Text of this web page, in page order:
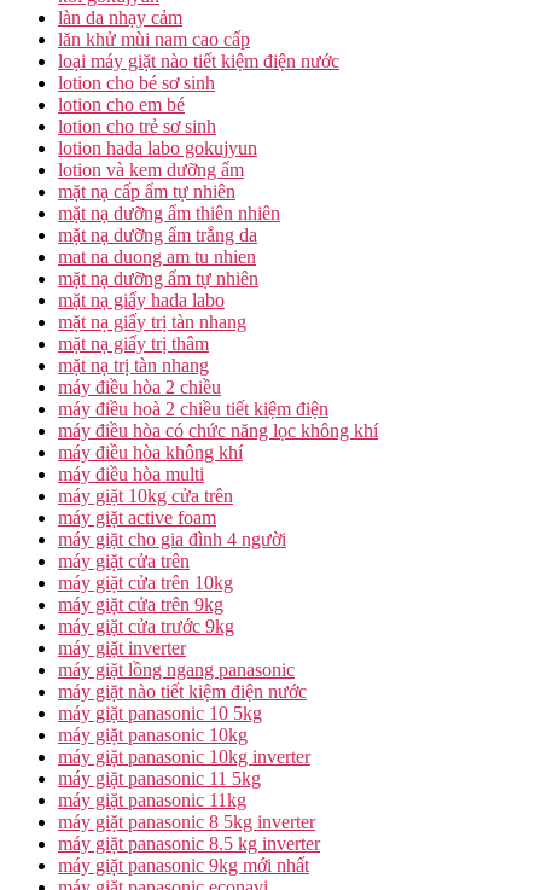
làn da nhạy cảm
lăn khử mùi nam cao cấp
loại máy giặt nào tiết kiệm điện nước
lotion cho bé sơ sinh
lotion cho em bé
lotion cho trẻ sơ sinh
lotion hada labo gokujyun
lotion và kem dưỡng ẩm
mặt nạ cấp ẩm tự nhiên
mặt nạ dưỡng ẩm thiên nhiên
mặt nạ dưỡng ẩm trắng da
mat na duong am tu nhien
mặt nạ dưỡng ẩm tự nhiên
mặt nạ giấy hada labo
mặt nạ giấy trị tàn nhang
mặt nạ giấy trị thâm
mặt nạ trị tàn nhang
máy điều hòa 2 chiều
máy điều hoà 2 chiều tiết kiệm điện
máy điều hòa có chức năng lọc không khí
máy điều hòa không khí
máy điều hòa multi
máy giặt 10kg cửa trên
máy giặt active foam
máy giặt cho gia đình 4 người
máy giặt cửa trên
máy giặt cửa trên 10kg
máy giặt cửa trên 9kg
máy giặt cửa trước 9kg
máy giặt inverter
máy giặt lồng ngang panasonic
máy giặt nào tiết kiệm điện nước
máy giặt panasonic 10 5kg
máy giặt panasonic 10kg
máy giặt panasonic 10kg inverter
máy giặt panasonic 11 5kg
máy giặt panasonic 11kg
máy giặt panasonic 8 5kg inverter
máy giặt panasonic 8.5 kg inverter
máy giặt panasonic 9kg mới nhất